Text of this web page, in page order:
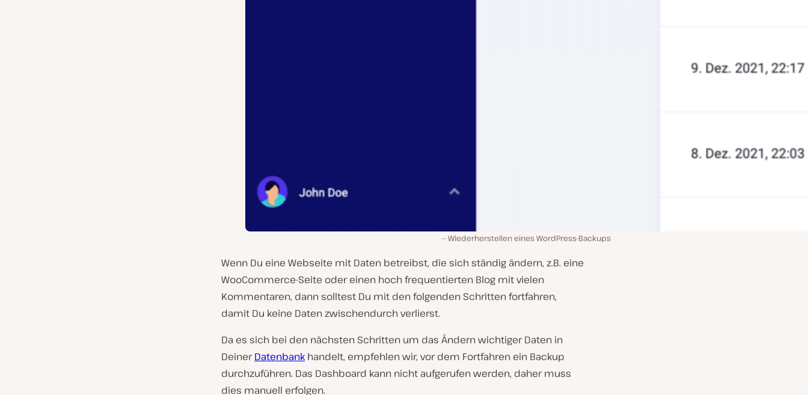
Wiederherstellen eines WordPress-Backups
Wenn Du eine Webseite mit Daten betreibst, die sich ständig ändern, z.B. eine
WooCommerce-Seite oder einen hoch frequentierten Blog mit vielen
Kommentaren, dann solltest Du mit den folgenden Schritten fortfahren,
damit Du keine Daten zwischendurch verlierst.
Da es sich bei den nächsten Schritten um das Ändern wichtiger Daten in
DeinerDatenbank handelt, empfehlen wir, vor dem Fortfahren ein Backup
durchzuführen. Das Dashboard kann nicht aufgerufen werden, daher muss
dies manuell erfolgen.